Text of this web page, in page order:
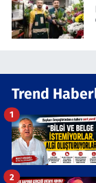
Trend
1
2